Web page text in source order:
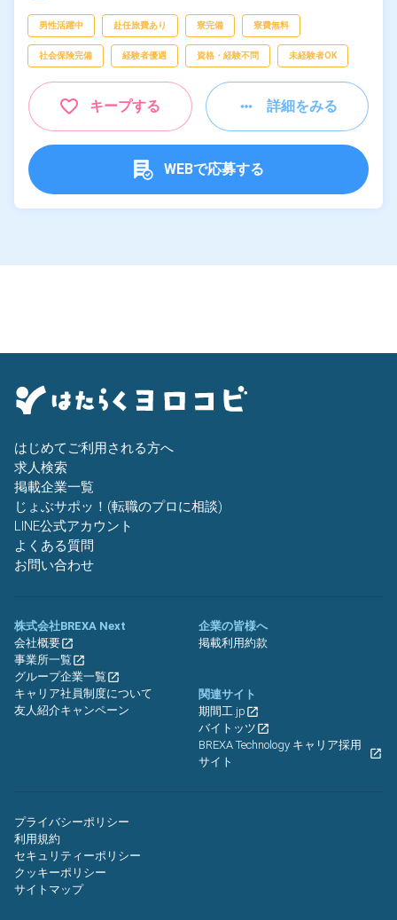
男性活躍中 赴任旅費あり 寮完備 寮費無料
社会保険完備 経験者優遇 資格・経験不問 未経験者OK
キープする 詳細をみる
WEBで応募する
はじめてご利用される方へ
求人検索
掲載企業一覧
じょぶサポッ！(転職のプロに相談)
LINE公式アカウント
よくある質問
お問い合わせ
株式会社BREXA Next
会社概要
事業所一覧
グループ企業一覧
キャリア社員制度について
友人紹介キャンペーン
企業の皆様へ
掲載利用約款
関連サイト
期間工.jp
バイトッツ
BREXA Technology キャリア採用
サイト
プライバシーポリシー
利用規約
セキュリティーポリシー
クッキーポリシー
サイトマップ